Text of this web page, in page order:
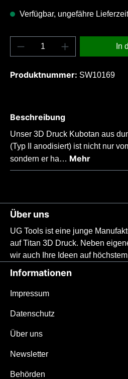
Verfügbar, ungefähre
Produkt Anzahl: Gib In
Produktnummer: SW10169
Beschreibung
Unser 3D Druck Kubotan aus
(Typ II anodisiert) ist nicht nur
sondern er ha… Mehr
Über uns
UG Tools ist eine junge
auf Titan 3D Druck. Neben
wir auch Ihre Ideen auf
Informationen
Impressum
Datenschutz
Über uns
Newsletter
Behörden